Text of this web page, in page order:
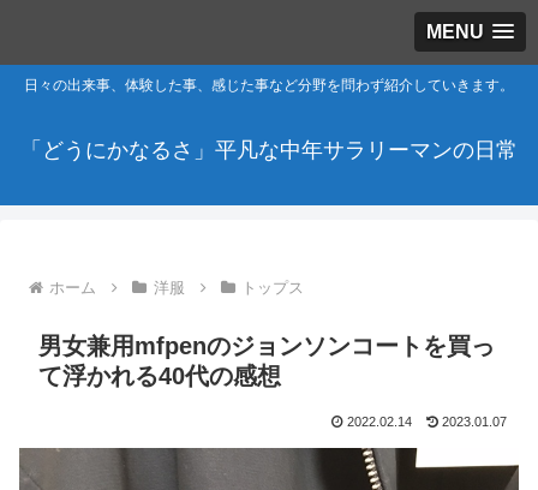
MENU
日々の出来事、体験した事、感じた事など分野を問わず紹介していきます。
「どうにかなるさ」平凡な中年サラリーマンの日常
ホーム 洋服 トップス
男女兼用mfpenのジョンソンコートを買っ
て浮かれる40代の感想
2022.02.14 2023.01.07